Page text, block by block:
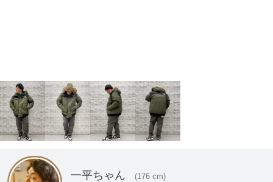
一平ちゃん (176 cm)